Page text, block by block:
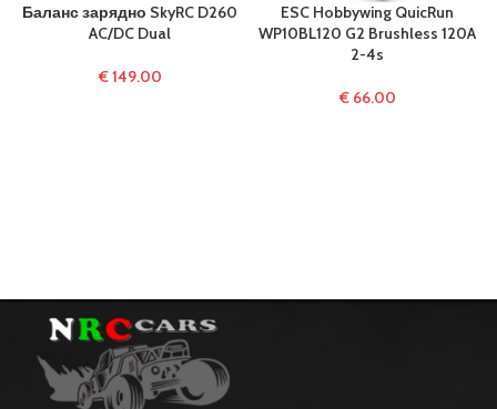
Баланс зарядно SkyRC D260
AC/DC Dual
€149.00
ESC Hobbywing QuicRun
WP10BL120 G2 Brushless 120A
2-4s
€66.00